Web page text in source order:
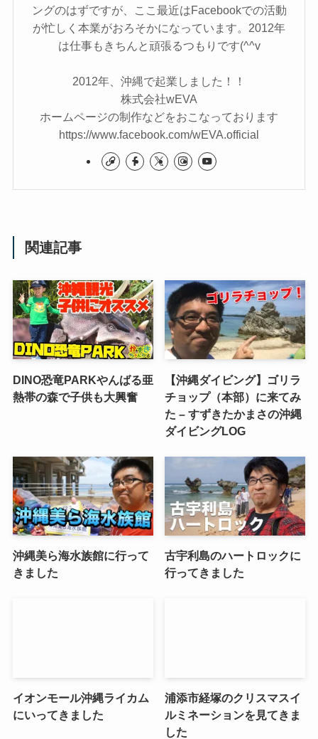
ングのはずですが、ここ最近はFacebookでの活動
が忙しく本業がおろそかになっています。2012年
は仕事もきちんと頑張るつもりです(^^v
2012年、沖縄で起業しました！！
株式会社wEVA
ホームページの制作などをおこなっております
https://www.facebook.com/wEVA.official
関連記事
DINO恐竜PARKやんばる亜
熱帯の森で子供も大興奮
【沖縄ダイビング】ゴリラ
チョップ（本部）に来てみ
た – すずきたかまさの沖縄
ダイビングLOG
沖縄美ら海水族館に行って
きました
古宇利島のハートロックに
行ってきました
イオンモール沖縄ライカム
にいってきました
浦添市経塚のクリスマスイ
ルミネーションを見てきま
した